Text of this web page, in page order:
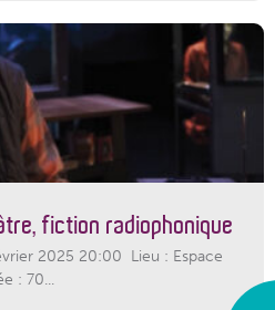
fiction radiophonique
2025 20:00 Lieu : Espace
: 70...